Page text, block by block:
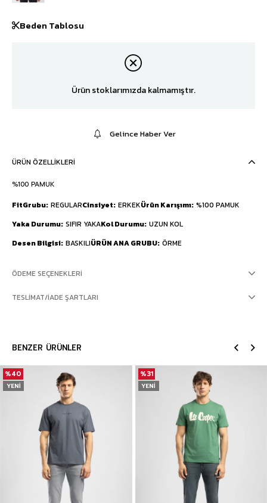
Beden Tablosu
Ürün stoklarımızda kalmamıştır.
Gelince Haber Ver
ÜRÜN ÖZELLIKLERI
%100 PAMUK
FitGrubu REGULARCinsiyet ERKEKÜrün Karışımı %100 PAMUK
Yaka Durumu SIFIR YAKAKol Durumu UZUN KOL
Desen Bilgisi BASKILIÜRÜN ANA GRUBU ÖRME
ÖDEME SEÇENEKLERI
TESLIMAT/İADE ŞARTLARI
BENZER ÜRÜNLER
%40
YENI
%31
YENI